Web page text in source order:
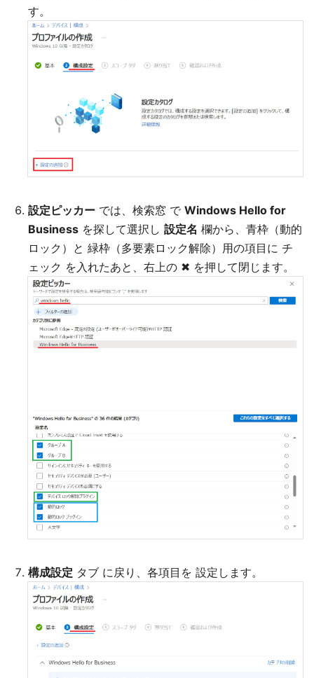
す。
設定ピッカー では、検索窓 で Windows Hello for
Business を探して選択し 設定名 欄から、青枠（動的
ロック）と 緑枠（多要素ロック解除）用の項目に チ
ェック を入れたあと、右上の ✖ を押して閉じます。
構成設定 タブ に戻り、各項目を 設定します。